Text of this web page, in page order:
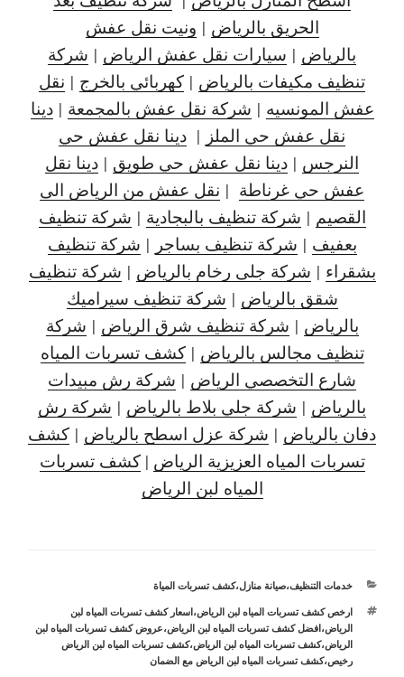
الحريق بالرياض | ونيت نقل عفش
بالرياض | سيارات نقل عفش الرياض | شركة
تنظيف مكيفات بالرياض | كهربائي بالخرج | نقل
عفش المونسيه | شركة نقل عفش بالمجمعة |دينا
نقل عفش حي الملز | دينا نقل عفش حي
النرجس | دينا نقل عفش حي طويق | دينا نقل
عفش حي غرناطة | نقل عفش من الرياض الى
القصيم | شركة تنظيف بالبجادية | شركة تنظيف
بعفيف | شركة تنظيف بساجر | شركة تنظيف
بشقراء | شركة جلى رخام بالرياض | شركة تنظيف
شقق بالرياض | شركة تنظيف سيراميك
بالرياض | شركة تنظيف شرق الرياض | شركة
تنظيف مجالس بالرياض |كشف تسربات المياه
شارع التخصصي الرياض | شركة رش مبيدات
بالرياض | شركة جلي بلاط بالرياض | شركة رش
دفان بالرياض | شركة عزل اسطح بالرياض | كشف
تسربات المياه العزيزية الرياض |كشف تسربات
المياه لبن الرياض
التصنيفات
خدمات التنظيف،صيانة منازل،كشف تسربات المياة
الوسوم
ارخص كشف تسربات المياه لبن الرياض،اسعار كشف تسربات المياه لبن
الرياض،افضل كشف تسربات المياه لبن الرياض،عروض كشف تسربات المياه لبن
الرياض،كشف تسربات المياه لبن الرياض،كشف تسربات المياه لبن الرياض
رخيص،كشف تسربات المياه لبن الرياض مع الضمان